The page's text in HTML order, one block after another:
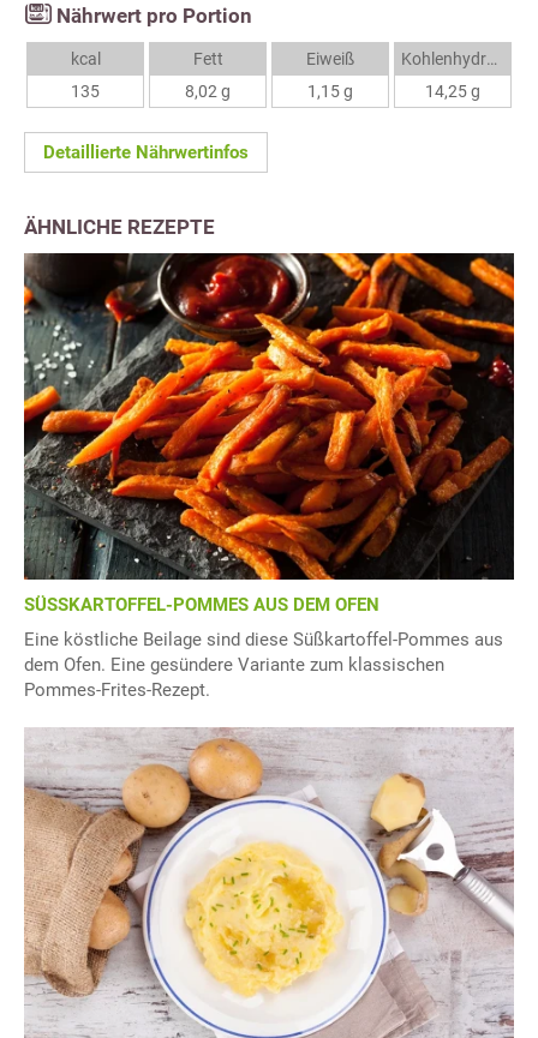
Nährwert pro Portion
kcal
135
Fett
8,02 g
Eiweiß
1,15 g
Kohlenhydrate
14,25 g
Detaillierte Nährwertinfos
ÄHNLICHE REZEPTE
SÜSSKARTOFFEL-POMMES AUS DEM OFEN
Eine köstliche Beilage sind diese Süßkartoffel-Pommes aus
dem Ofen. Eine gesündere Variante zum klassischen
Pommes-Frites-Rezept.